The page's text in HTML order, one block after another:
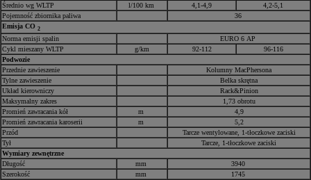
Średnio wg WLTP
l/100 km 4,1-4,9
4,2-5,1
Pojemność zbiornika paliwa
36
Emisja CO 2
Norma emisji spalin
EURO 6 AP
Cykl mieszany WLTP
g/km 92-112
96-116
Podwozie
Przednie zawieszenie
Kolumny MacPhersona
Tylne zawieszenie
Belka skrętna
Układ kierowniczy
Rack&Pinion
Maksymalny zakres
1,73 obrotu
Promień zawracania kół
m
4,9
Promień zawracania karoserii
m
5,2
Przód
Tarcze wentylowane, 1-tłoczkowe zaciski
Tył
Tarcze, 1-tłoczkowe zaciski
Wymiary zewnętrzne
Długość
mm
3940
Szerokość
mm
1745